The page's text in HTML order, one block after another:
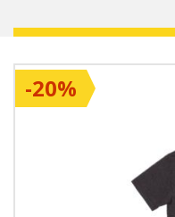
-20%